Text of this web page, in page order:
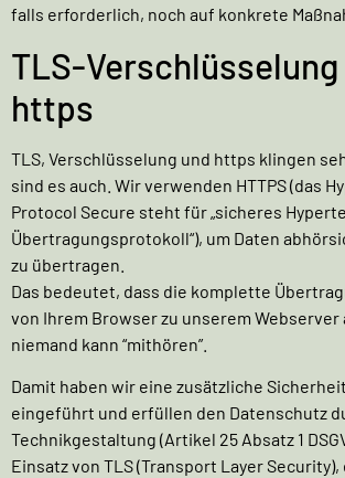
falls erforderlich, noch auf konkrete
TLS-
https
TLS, Verschlüsselung und https klingen
sind es auch. Wir verwenden HTTPS (das
Protocol Secure steht für „sicheres
Übertragungsprotokoll“), um Daten
zu übertragen.
Das bedeutet, dass die komplette
von Ihrem Browser zu unserem
niemand kann “mithören”.
Damit haben wir eine zusätzliche
eingeführt und erfüllen den Datenschutz
Technikgestaltung (Artikel 25 Absatz 1
Einsatz von TLS (Transport Layer Security),